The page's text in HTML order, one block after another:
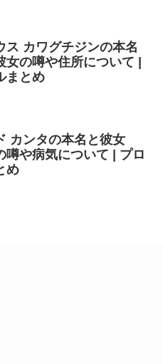
ス カワグチジンの本名
女の噂や住所について |
まとめ
カンタの本名と彼女
噂や病気について | プロ
め